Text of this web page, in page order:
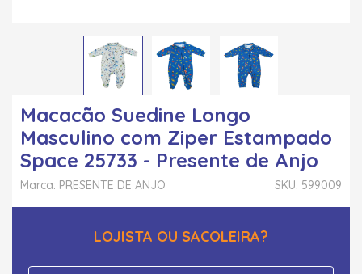
Macacão Suedine Longo
Masculino com Ziper Estampado
Space 25733 - Presente de Anjo
SKU: 599009
Marca: PRESENTE DE ANJO
LOJISTA OU SACOLEIRA?